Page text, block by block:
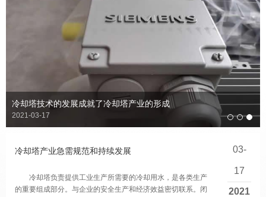
冷却塔技术的发展成就了冷却塔产业的形成
2021-03-17
冷却塔产业急需规范和持续发展
冷却塔负责提供工业生产所需要的冷却用水，是各类生产
的重要组成部分。与企业的安全生产和经济效益密切联系。闭
03-
17
2021